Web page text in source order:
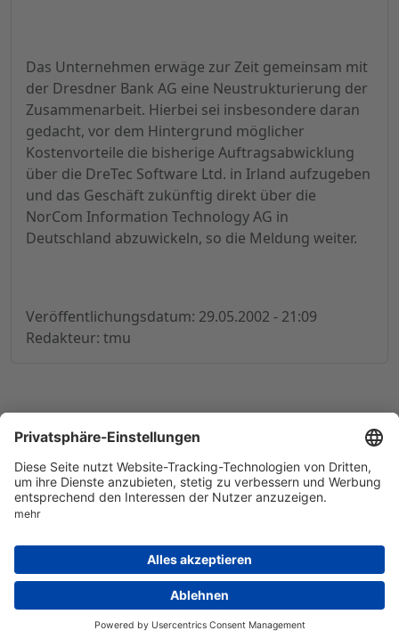
Das Unternehmen erwäge zur Zeit gemeinsam mit
der Dresdner Bank AG eine Neustrukturierung der
Zusammenarbeit. Hierbei sei insbesondere daran
gedacht, vor dem Hintergrund möglicher
Kostenvorteile die bisherige Auftragsabwicklung
über die DreTec Software Ltd. in Irland aufzugeben
und das Geschäft zukünftig direkt über die
NorCom Information Technology AG in
Deutschland abzuwickeln, so die Meldung weiter.
Veröffentlichungsdatum: 29.05.2002 - 21:09
Redakteur: tmu
© 1998-2026by GSC Research GmbH
Datenschutz